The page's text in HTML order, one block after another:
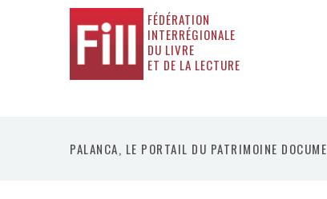
FÉDÉRATION
INTERRÉGIONALE
DU LIVRE
ET DE LA LECTURE
PALANCA, LE PORTAIL DU PATRIMOINE